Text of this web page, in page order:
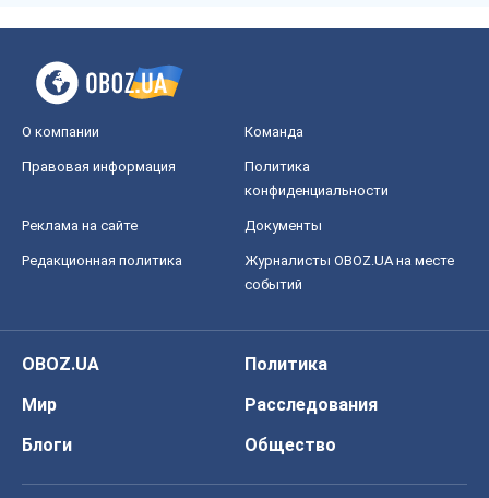
О компании Команда
Правовая информация
Политика
конфиденциальности
Реклама на сайте Документы
Редакционная политика
Журналисты OBOZ.UA на месте
событий
OBOZ.UA
Политика
Мир
Расследования
Блоги
Общество